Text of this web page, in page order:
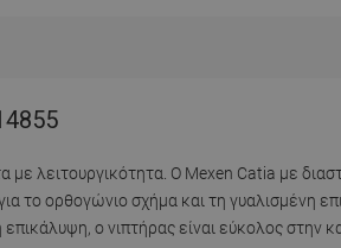
λειτουργικότητα. Ο Mexen Catia με
το ορθογώνιο σχήμα και τη γυαλισμένη
ο νιπτήρας είναι εύκολος στην